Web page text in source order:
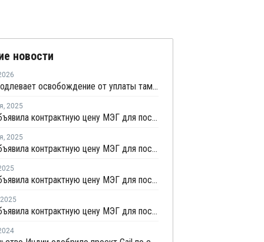
новости
Индия продлевает освобождение от уплаты таможенных пошлин на импорт нефтехимии на фоне конфликта на Ближнем Востоке
, 2025
Equate объявила контрактную цену МЭГ для поставок в ноябре
, 2025
Equate объявила контрактную цену МЭГ для поставок в октябре
Equate объявила контрактную цену МЭГ для поставок в августе
2025
Equate объявила контрактную цену МЭГ для поставок в марте